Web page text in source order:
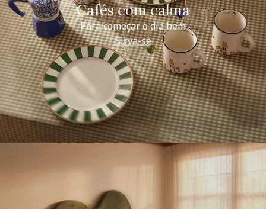
Cafés com calma
Para começar o dia bem
Sirva-se